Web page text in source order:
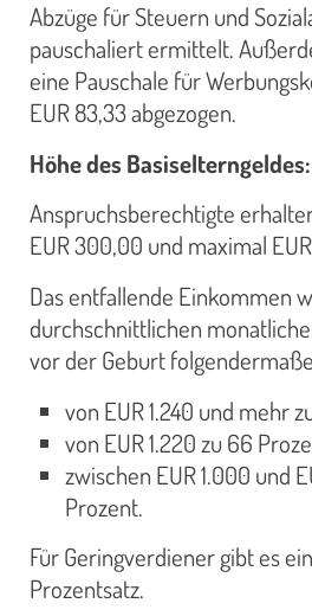
Abzüge für Steuern und
pauschaliert ermittelt.
eine Pauschale für
EUR 83,33 abgezogen.
Höhe des Basiselterngeldes:
Anspruchsberechtigte
EUR 300,00 und maximal
Das entfallende Einkommen
durchschnittlichen
vor der Geburt
von EUR 1.240 und mehr
von EUR 1.220 zu 66
zwischen EUR 1.000 und
Prozent.
Für Geringverdiener gibt es
Prozentsatz.